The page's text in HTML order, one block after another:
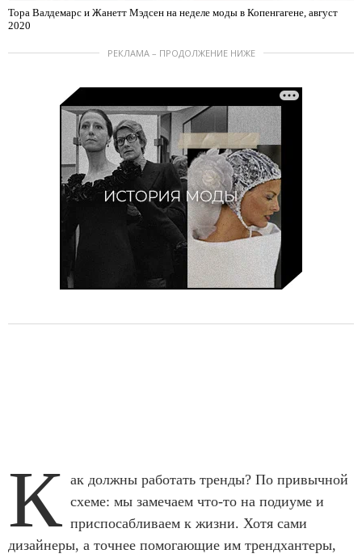
Тора Валдемарс и Жанетт Мэдсен на неделе моды в Копенгагене, август
2020
РЕКЛАМА – ПРОДОЛЖЕНИЕ НИЖЕ
К ак должны работать тренды? По привычной
схеме: мы замечаем что-то на подиуме и
приспосабливаем к жизни. Хотя сами
дизайнеры, а точнее помогающие им трендхантеры,